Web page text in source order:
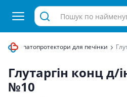
Гепатопротектори для печінки
Глутаргiн конц д/
№10